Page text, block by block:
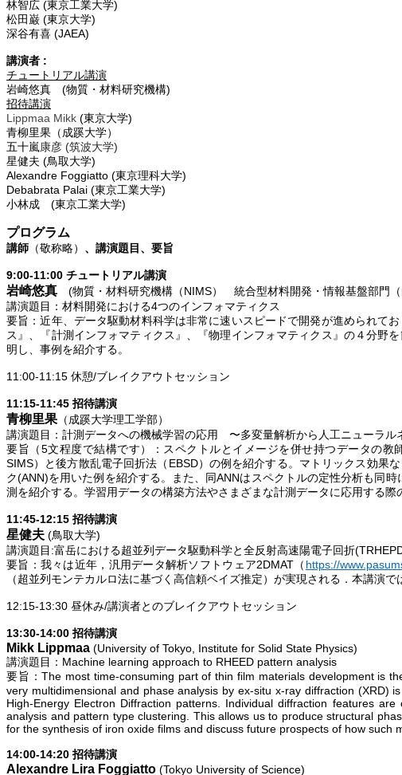
林智広 (東京工業大学)
松田巌 (東京大学)
深谷有喜 (JAEA)
講演者 :
チュートリアル講演
岩崎悠真 (物質・材料研究機構)
招待講演
Lippmaa Mikk (東京大学)
青柳里果（成蹊大学）
五十嵐 康彦 (筑波大学)
星健夫 (鳥取大学)
Alexandre Foggiatto (東京理科大学)
Debabrata Palai (東京工業大学)
小林成 (東京工業大学)
プログラム
講師 （敬称略） 、講演題目、要旨
9:00-11:00 チュートリアル講演
岩崎悠真 (物質・材料研究機構（NIMS） 統合型材料開発・情報基盤部門（
講演題目：材料開発における4つのインフォマティクス
要旨：近年、データ駆動材料科学は非常に速いスピードで開発が進められて
ス』、『計測インフォマティクス』、『物理インフォマティクス』の４分野
明し、事例を紹介する。
11:00-11:15 休憩/ブレイクアウトセッション
11:15-11:45 招待講演
青柳里果 （成蹊大学理工学部）
講演題目：計測データへの機械学習の応用 〜多変量解析から人工ニューラル
要旨（5文程度で結構です）：スペクトルとイメージを併せ持つデータの
SIMS）と後方散乱電子回折法（ EBSD）の例を紹介する。マトリックス効果
ク(ANN)を用いた例を紹介する。また、同ANNはスペクトルの定性分析も同
測を紹介する。学習用データの構築方法やさまざまな計測データに応用する際
11:45-12:15 招待講演
星健夫 (鳥取大学)
講演題目 :富岳における超並列データ駆動科学と全反射高速陽電子回折
要旨：我々は近年，汎用データ解析ソフトウェア2DMAT （ https://
（超並列モンテカルロ法に基づく高信頼ベイズ推定）が実現される．本講演で
12:15-13:30 昼休み/講演者とのブレイクアウトセッション
13:30-14:00 招待講演
Mikk Lippmaa (University of Tokyo, Institute for Solid State Physics)
講演題目： Machine learning approach to RHEED pattern analysis
要旨：The most time-consuming part of thin film materials development is
very multidimensional and phase analysis by ex-situ x-ray diffraction (XRD)
High-Energy Electron Diffraction patterns. Individual diffraction features
analysis and pattern type clustering. This allows us to produce structural
for the synthesis of iron oxide films and discuss future prospects of how such
14:00-14:20 招待講演
Alexandre Lira Foggiatto (Tokyo University of Science)